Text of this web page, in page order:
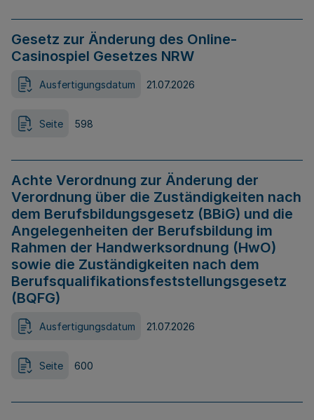
Gesetz zur Änderung des Online-
Casinospiel Gesetzes NRW
Ausfertigungsdatum 21.07.2026
Seite 598
Achte Verordnung zur Änderung der
Verordnung über die Zuständigkeiten nach
dem Berufsbildungsgesetz (BBiG) und die
Angelegenheiten der Berufsbildung im
Rahmen der Handwerksordnung (HwO)
sowie die Zuständigkeiten nach dem
Berufsqualifikationsfeststellungsgesetz
(BQFG)
Ausfertigungsdatum 21.07.2026
Seite 600